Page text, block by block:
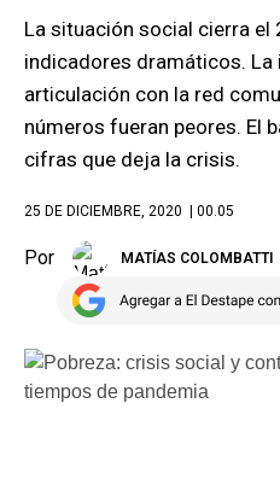
La situación social cierra el
indicadores dramáticos. La
articulación con la red
números fueran peores. El
cifras que deja la crisis.
25 DE DICIEMBRE, 2020 | 00.05
Por MATÍAS COLOMBATTI